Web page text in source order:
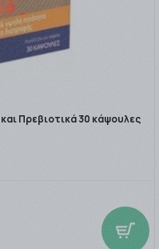
Πρεβιοτικά 30 κάψουλες